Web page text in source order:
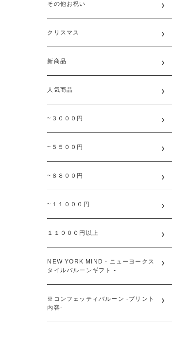
その他お祝い
クリスマス
新商品
人気商品
~３０００円
~５５００円
~８８００円
~１１０００円
１１０００円以上
NEW YORK MIND - ニューヨークス
タイルバルーンギフト -
※コンフェッティバルーン -プリント
内容-